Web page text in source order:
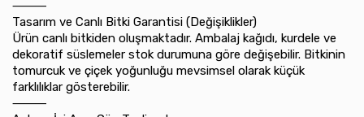
⸻
Tasarım ve Canlı Bitki Garantisi (Değişiklikler)
Ürün canlı bitkiden oluşmaktadır. Ambalaj kağıdı, kurdele ve
dekoratif süslemeler stok durumuna göre değişebilir. Bitkinin
tomurcuk ve çiçek yoğunluğu mevsimsel olarak küçük
farklılıklar gösterebilir.
⸻